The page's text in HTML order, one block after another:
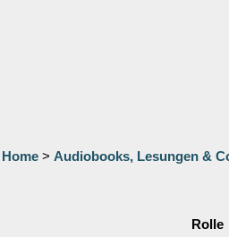
Home > Audiobooks, Lesungen &
Rolle